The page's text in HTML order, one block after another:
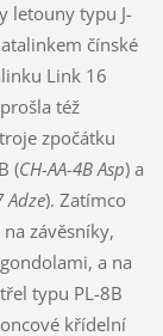
letouny typu J-
čínské
Link 16
též
zpočátku
(CH-AA-4B Asp) a
Adze). Zatímco
závěsníky,
a na
typu PL-8B
křídelní